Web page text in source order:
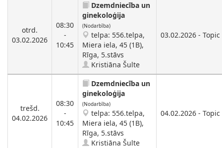
otrd.
03.02.2026
08:30
-
10:45
Dzemdniecība un
ginekoloģija
(Nodarbība)
telpa: 556.telpa,
Miera iela, 45 (1B),
Rīga, 5.stāvs
Kristiāna Šulte
03.02.2026 - Topic
trešd.
04.02.2026
08:30
-
10:45
Dzemdniecība un
ginekoloģija
(Nodarbība)
telpa: 556.telpa,
Miera iela, 45 (1B),
Rīga, 5.stāvs
Kristiāna Šulte
04.02.2026 - Topic